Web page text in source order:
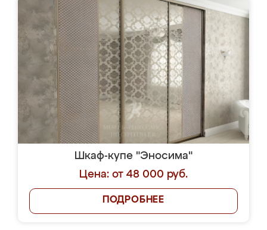
Шкаф-купе "Эносима"
Цена: от 48 000 руб.
ПОДРОБНЕЕ